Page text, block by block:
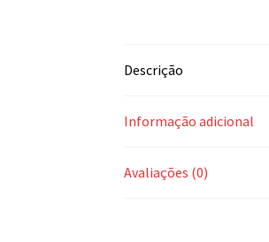
Descrição
Informação adicional
Avaliações (0)